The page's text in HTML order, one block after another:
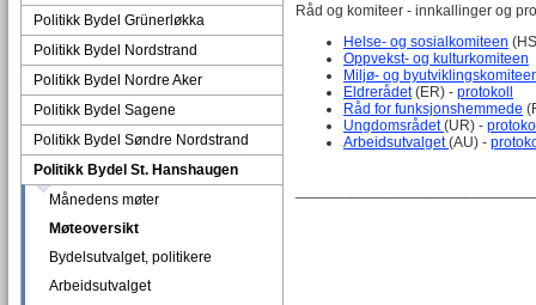
Politikk Bydel Grünerløkka
Politikk Bydel Nordstrand
Politikk Bydel Nordre Aker
Politikk Bydel Sagene
Politikk Bydel Søndre Nordstrand
Politikk Bydel St. Hanshaugen
Månedens møter
Møteoversikt
Bydelsutvalget, politikere
Arbeidsutvalget
Råd og komiteer - innkallinger og
Helse- og sosialkomiteen
Oppvekst- og kulturkomiteen
Miljø- og
Eldrerådet(ER) - protokoll
Råd for funksjonshemmede
Ungdomsrådet(UR) -
Arbeidsutvalget(AU) -